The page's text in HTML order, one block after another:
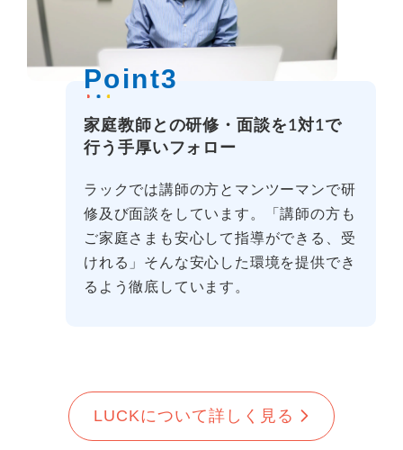
Point3
家庭教師との研修・面談を1対1で
行う手厚いフォロー
ラックでは講師の方とマンツーマンで研
修及び面談をしています。「講師の方も
ご家庭さまも安心して指導ができる、受
けれる」そんな安心した環境を提供でき
るよう徹底しています。
LUCKについて詳しく見る